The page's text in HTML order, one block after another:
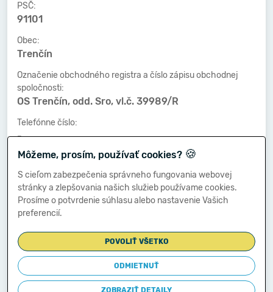
PSČ:
91101
Obec:
Trenčín
Označenie obchodného registra a číslo zápisu obchodnej
spoločnosti:
OS Trenčín, odd. Sro, vl.č. 39989/R
Telefónne číslo:
-
Faxové číslo:
-
E-mailová adresa:
-
Zostavená dňa:
29.05.2020
Schválená dňa:
Môžeme, prosím, používať cookies? 🍪
S cieľom zabezpečenia správneho fungovania webovej
stránky a zlepšovania našich služieb používame cookies.
Prosíme o potvrdenie súhlasu alebo nastavenie Vašich
preferencií.
POVOLIŤ VŠETKO
ODMIETNUŤ
ZOBRAZIŤ DETAILY